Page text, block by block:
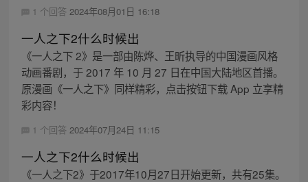
1 个回答 2024年08月01日 16:18
一人之下2什么时候出
《一人之下 2》是一部由陈烨、王昕执导的中国漫画风格
动画番剧，于 2017 年 10 月 27 日在中国大陆地区首播。
原漫画《一人之下》同样精彩，点击按钮下载 App 立享精
彩内容！
1 个回答 2024年07月24日 11:15
一人之下2什么时候出
《一人之下2》于2017年10月27日开始更新，共有25集。